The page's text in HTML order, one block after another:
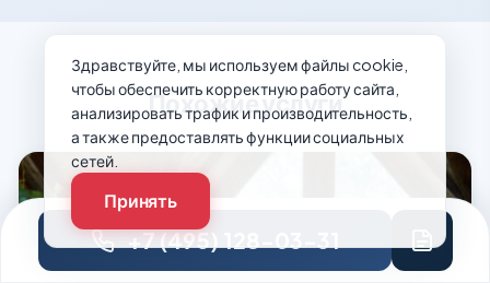
эффективного лечения алкоголизма
«21 день».
Похожие услуги
+7 (495) 128-03-31
Здравствуйте, мы используем файлы cookie,
чтобы обеспечить корректную работу сайта,
анализировать трафик и производительность,
а также предоставлять функции социальных
сетей.
Принять